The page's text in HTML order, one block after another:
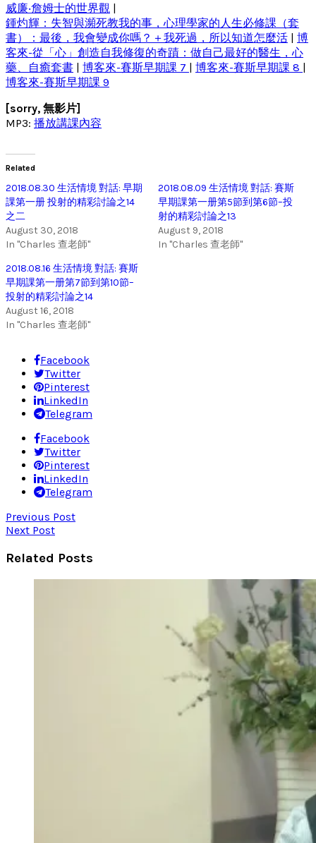
威廉‧詹姆士的世界觀
鍾灼輝：失智與瀕死教我的事，心理學家的人生必修課（套
書）：最後，我會變成你嗎？＋我死過，所以知道怎麼活
博
客來-從「心」創造自我修復的奇蹟：做自己最好的醫生，心
藥、自癒套書
博客來-賽斯早期課 7 博客來-賽斯早期課 8
博客來-賽斯早期課 9
[sorry, 無影片]
MP3: 播放講課內容
Related
2018.08.30 生活情境 對話: 早期
課第一册 投射的精彩討論之14
之二
August 30, 2018
In "Charles 查老師"
2018.08.09 生活情境 對話: 賽斯
早期課第一册第5節到第6節–投
射的精彩討論之13
August 9, 2018
In "Charles 查老師"
2018.08.16 生活情境 對話: 賽斯
早期課第一册第7節到第10節–
投射的精彩討論之14
August 16, 2018
In "Charles 查老師"
Facebook
Twitter
Pinterest
LinkedIn
Telegram
Facebook
Twitter
Pinterest
LinkedIn
Telegram
Previous Post
Next Post
Related Posts